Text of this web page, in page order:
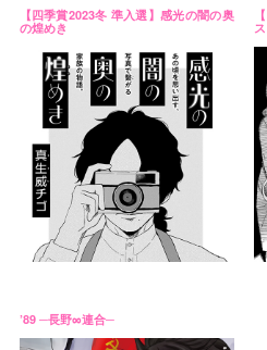
【四季賞2023冬 準入選】感光の闇の奥
の煌めき
’89 ─長野∞連合─